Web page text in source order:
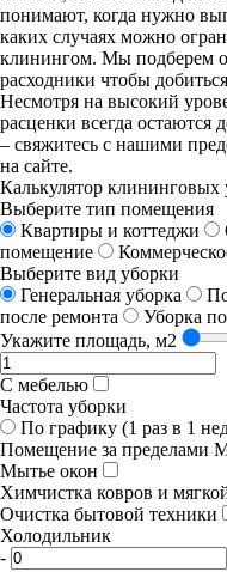
понимают, когда нужно
каких случаях можно
клинингом. Мы подберем
расходники чтобы добиться
Несмотря на высокий
расценки всегда
– свяжитесь с нашими
на сайте.
Калькулятор клининговых
Выберите тип помещения
Квартиры и коттеджи
помещение
Выберите вид уборки
Генеральная уборка
после ремонта
Уборка
Укажите площадь, м2
С мебелью
Частота уборки
По графику (1 раз в 1
Помещение за
Мытье окон
Химчистка ковров и
Очистка бытовой техники
Холодильник
-